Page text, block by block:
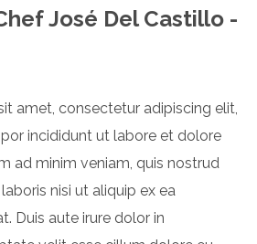
José Del Castillo -
amet, consectetur adipiscing elit,
incididunt ut labore et dolore
ad minim veniam, quis nostrud
nisi ut aliquip ex ea
Duis aute irure dolor in